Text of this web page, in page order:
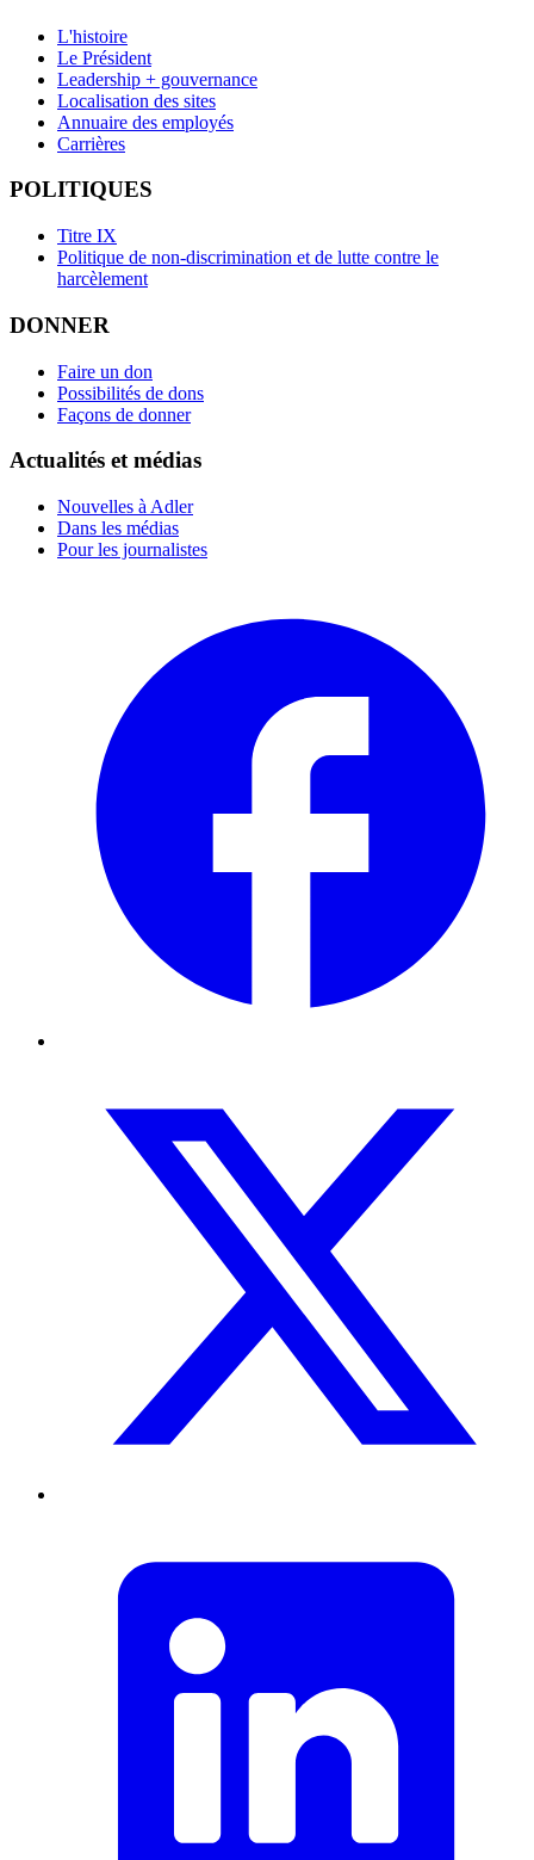
L'histoire
Le Président
Leadership + gouvernance
Localisation des sites
Annuaire des employés
Carrières
POLITIQUES
Titre IX
Politique de non-discrimination et de lutte contre le
harcèlement
DONNER
Faire un don
Possibilités de dons
Façons de donner
Actualités et médias
Nouvelles à Adler
Dans les médias
Pour les journalistes